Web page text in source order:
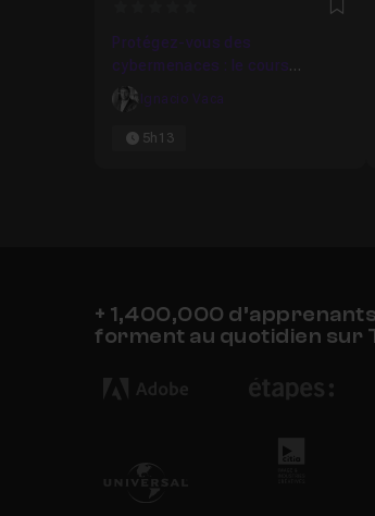
Protégez-vous des
cybermenaces : le cours
complet
Ignacio Vaca
5h13
+ 1,400,000
forment au quotidien sur